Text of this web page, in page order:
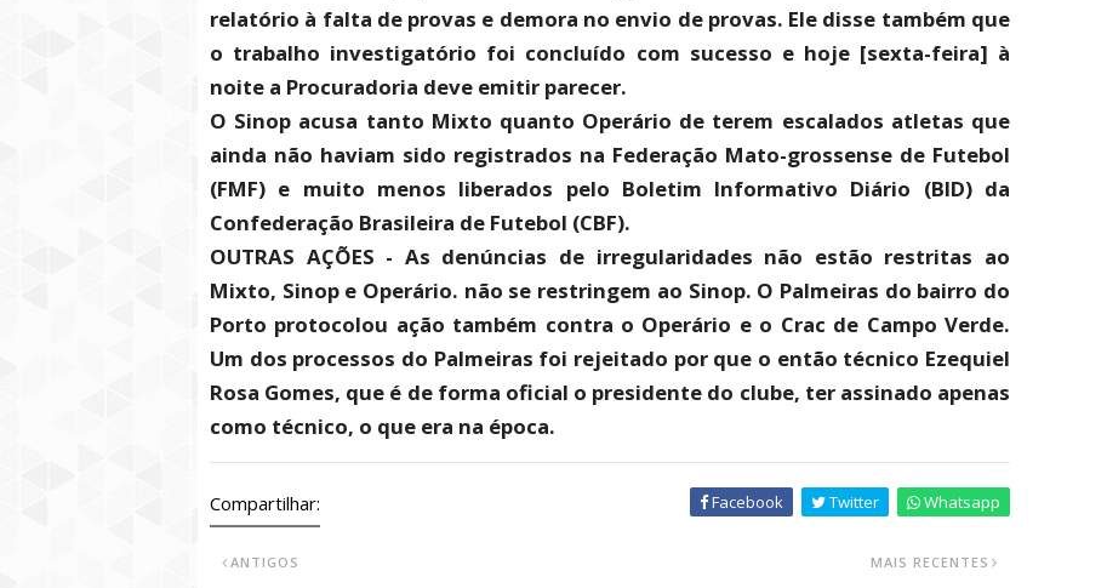
relatório à falta de provas e demora no envio de provas. Ele disse também que
o trabalho investigatório foi concluído com sucesso e hoje [sexta-feira] à
noite a Procuradoria deve emitir parecer.
O Sinop acusa tanto Mixto quanto Operário de terem escalados atletas que
ainda não haviam sido registrados na Federação Mato-grossense de Futebol
(FMF) e muito menos liberados pelo Boletim Informativo Diário (BID) da
Confederação Brasileira de Futebol (CBF).
OUTRAS AÇÕES - As denúncias de irregularidades não estão restritas ao
Mixto, Sinop e Operário. não se restringem ao Sinop. O Palmeiras do bairro do
Porto protocolou ação também contra o Operário e o Crac de Campo Verde.
Um dos processos do Palmeiras foi rejeitado por que o então técnico Ezequiel
Rosa Gomes, que é de forma oficial o presidente do clube, ter assinado apenas
como técnico, o que era na época.
Compartilhar: Facebook Twitter Whatsapp
MAIS RECENTES
ANTIGOS